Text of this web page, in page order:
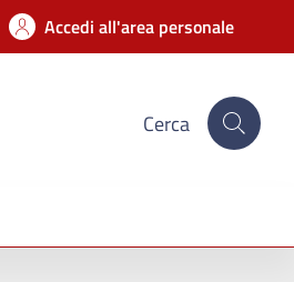
Accedi all'area personale
Cerca